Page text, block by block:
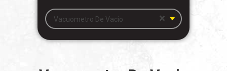
×
Vacuometro De Vacio